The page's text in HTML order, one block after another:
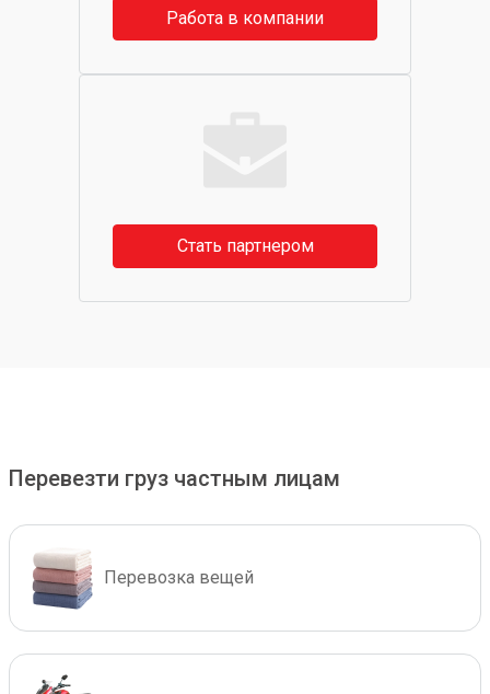
Работа в компании
Стать партнером
Перевезти груз частным лицам
Перевозка вещей